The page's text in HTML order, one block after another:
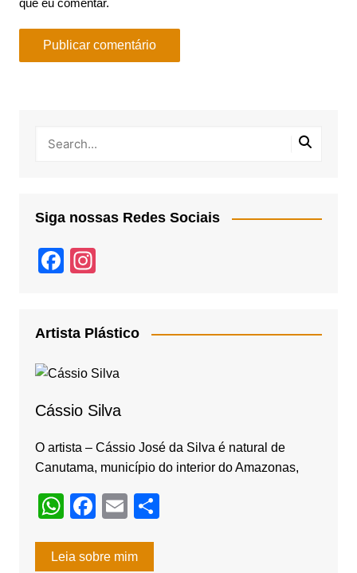
que eu comentar.
Siga nossas Redes Sociais
F
e
b
o
k
gr
a
Artista Plástico
Cássio Silva
O artista – Cássio José da Silva é natural de
Canutama, município do interior do Amazonas,
W
at
F
c
E
ail
Leia sobre mim